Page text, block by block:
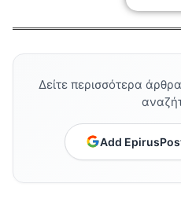
Δείτε περισσότερα
Add